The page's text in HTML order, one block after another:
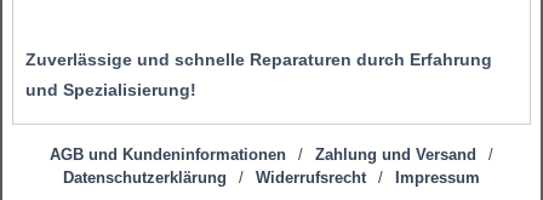
Zuverlässige und schnelle Reparaturen durch Erfahrung
und Spezialisierung!
AGB und Kundeninformationen / Zahlung und Versand
/
Datenschutzerklärung
/ Widerrufsrecht / Impressum